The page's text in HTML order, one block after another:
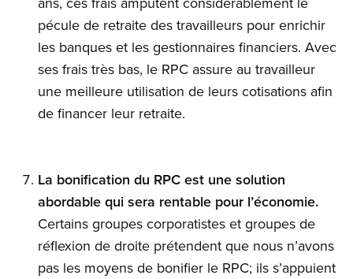
pécule de retraite des travailleurs pour enrichir
les banques et les gestionnaires financiers. Avec
ses frais très bas, le RPC assure au travailleur
une meilleure utilisation de leurs cotisations afin
de financer leur retraite.
La bonification du RPC est une solution
abordable qui sera rentable pour l’économie.
Certains groupes corporatistes et groupes de
réflexion de droite prétendent que nous n’avons
pas les moyens de bonifier le RPC; ils s’appuient